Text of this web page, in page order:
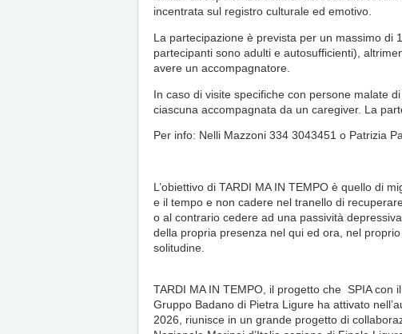
incentrata sul registro culturale ed emotivo.
La partecipazione è prevista per un massimo
partecipanti sono adulti e autosufficienti),
avere un accompagnatore.
In caso di visite specifiche con persone malate
ciascuna accompagnata da un caregiver. La
Per info: Nelli Mazzoni 334 3043451 o Patrizia
L’obiettivo di TARDI MA IN TEMPO è quello di
e il tempo e non cadere nel tranello di
o al contrario cedere ad una passività
della propria presenza nel qui ed ora, nel
solitudine.
TARDI MA IN TEMPO, il progetto che SPIA con
Gruppo Badano di Pietra Ligure ha attivato
2026, riunisce in un grande progetto di